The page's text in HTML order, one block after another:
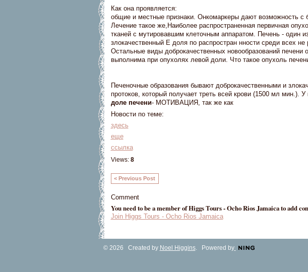
Как она проявляется:
общие и местные признаки. Онкомаркеры дают возможность с
Лечение такое же,Наиболее распространенная первичная
тканей с мутировавшим клеточным аппаратом. Печень - один
злокачественный Е доля по распростран нности среди всех
Остальные виды доброкачественных новообразований
выполнима при опухолях левой доли. Что такое опухоль
Печеночные образования бывают доброкачественными и
протоков, который получает треть всей крови (1500 мл мин.).
доле печени- МОТИВАЦИЯ, так же как
Новости по теме:
здесь
еще
ссылка
Views: 8
< Previous Post
Comment
You need to be a member of Higgs Tours - Ocho Rios Jamaica to add
Join Higgs Tours - Ocho Rios Jamaica
© 2026 Created by Noel Higgins. Powered by